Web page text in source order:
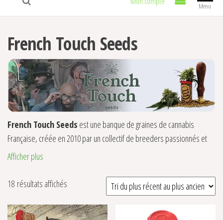
Menu
French Touch Seeds
French Touch Seeds est une banque de graines de cannabis
Française, créée en 2010 par un collectif de breeders passionnés et
animés par une énorme envie de développer des graines de cannabis
régulières et des Landraces telles que la Mangu Karot ou la Kalité
Tisane. Les graines féminisées French Touch Seeds sont déjà très
populaires. LaSativa des Roiset la
sont tout simplement
Afficher plus
18 résultats affichés Trié du plus récent au plus ancien